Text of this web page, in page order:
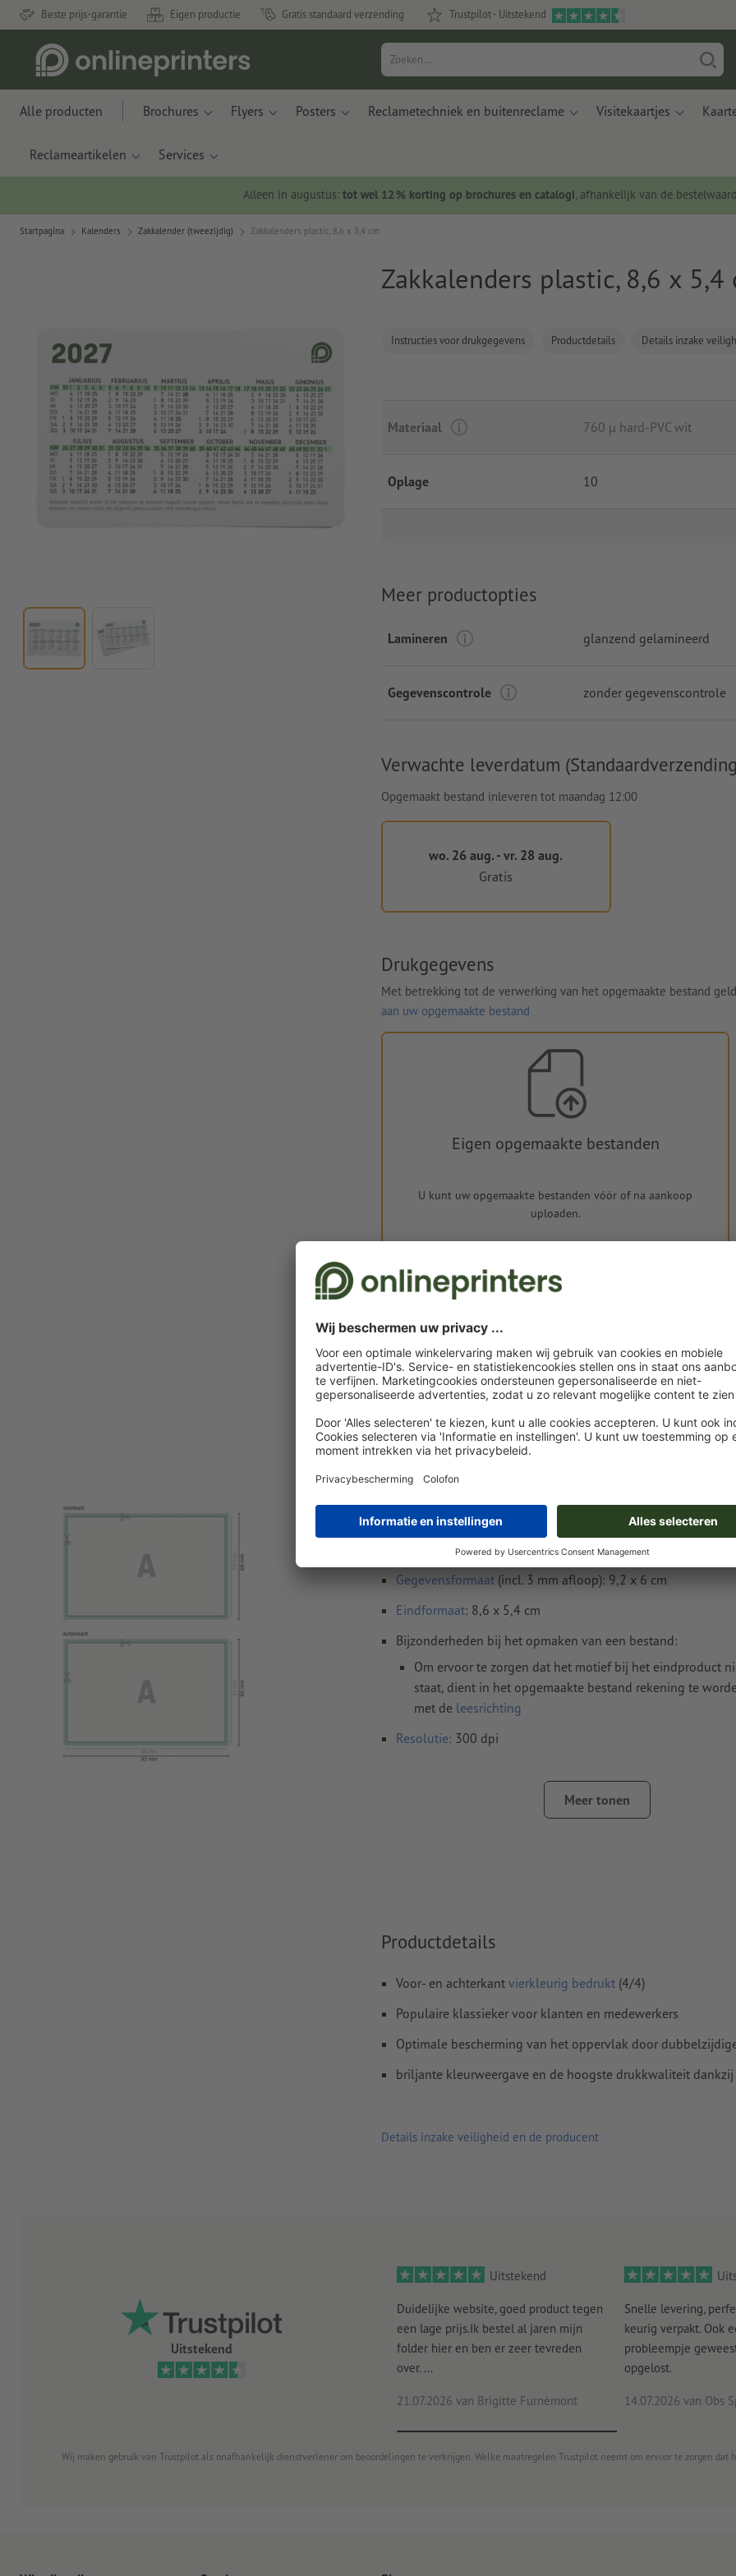
Beste prijs-garantie Eigen productie Gratis standaard verzending Trustpilot - Uitstekend
Alle producten Brochures Flyers Posters Reclametechniek en buitenreclame Visitekaartjes
Reclameartikelen Services
Alleen in augustus: tot wel 12 % korting op brochures en catalogi, afhankelijk van de
Startpagina Kalenders Zakkalender (tweezijdig) Zakkalenders plastic, 8,6 x 5,4 cm
Zakkalenders plastic, 8,6 x 5,4
Instructies voor drukgegevens Productdetails Details inzake
Materiaal 760 µ hard-PVC wit
Oplage 10
Meer productopties
Lamineren glanzend gelamineerd
Gegevenscontrole zonder gegevenscontrole
Verwachte leverdatum
Opgemaakt bestand inleveren tot maandag 12:00
wo. 26 aug. - vr. 28 aug.
Gratis
Drukgegevens
Met betrekking tot de verwerking van het opgemaakte bestand
aan uw opgemaakte bestand
Eigen opgemaakte bestanden
U kunt uw opgemaakte bestanden vóór of na aankoop
uploaden.
Nu uploaden
€ 74,16
Levering circa:
wo. 26 aug. - vr. 28 aug.
Gewicht: ca. 40 g
Instructies voor drukgegevens Zakkalenders
8,6 x 5,4 cm
Gegevensformaat (incl. 3 mm afloop): 9,2 x 6 cm
Eindformaat: 8,6 x 5,4 cm
Bijzonderheden bij het opmaken van een bestand:
Om ervoor te zorgen dat het motief bij het eindproduct
staat, dient in het opgemaakte bestand rekening te
met de leesrichting
Resolutie: 300 dpi
4 mm afstand ten opzichte van het eindformaat
moeten volledig worden ingesloten of omgezet
Inhoud vanformulierveldenworden mee afgedrukt
Hoe maak ik afdrukgegevens correct?
Meer tonen
Productdetails
Voor- en achterkant vierkleurig bedrukt (4/4)
Populaire klassieker voor klanten en medewerkers
Optimale bescherming van het oppervlak door
briljante kleurweergave en de hoogste drukkwaliteit dankzij
Details inzake veiligheid en de producent
Uitstekend
Uitstekend
Duidelijke website, goed product tegen
een lage prijs.Ik bestel al jaren mijn
folder hier en ben er zeer tevreden
over. ...
21.07.2026 van Brigitte Furnèmont
Snelle levering,
keurig verpakt. Ook
probleempje
opgelost.
14.07.2026 van Obs
Wij maken gebruik van Trustpilot als onafhankelijk dienstverlener om beoordelingen te verkrijgen. Welke maatregelen Trustpilot neemt om ervoor te zorgen dat